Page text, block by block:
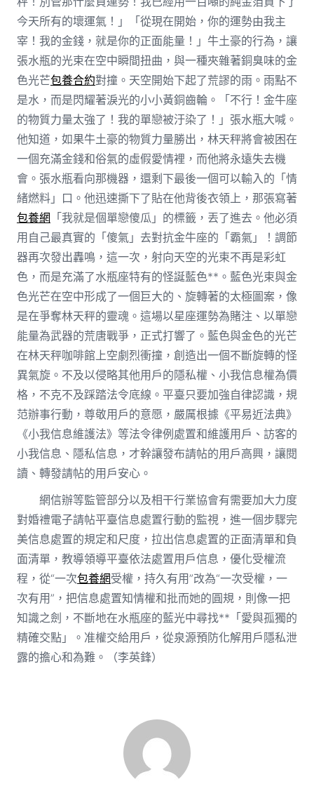
今天所有的壞運氣！」「從現在開始，你的運勢由我主
宰！我的金錢，就是你的正面能量！」牛土豪的行為，讓
張水瓶的光束在空中瞬間扭曲，與一種夾雜著銅臭味的金
色光芒包養合約對撞。天空開始下起了荒謬的雨。雨點不
是水，而是閃耀著淚光的小小黃銅齒輪。「不行！金牛座
的物質力量太強了！我的單戀被汙染了！」張水瓶大喊。
他知道，如果牛土豪的物質力量勝出，林天秤將會被困在
一個充滿金錢和俗氣的虛假愛情裡，而他將永遠失去機
會。張水瓶看向那機器，還剩下最後一個可以輸入的「情
緒燃料」口。他迅速撕下了貼在他背後衣領上，那張寫著
包養網 「我就是個單戀傻瓜」的標籤，丟了進去。他必須
用自己最真實的「傻氣」去對抗金牛座的「霸氣」！調節
器再次發出轟鳴，這一次，射向天空的光束不再是彩虹
色，而是充滿了水瓶座特有的怪誕藍色**。藍色光束與金
色光芒在空中形成了一個巨大的、旋轉著的太極圖案，像
是在爭奪林天秤的靈魂。這場以星座運勢為賭注、以單戀
能量為武器的荒唐戰爭，正式打響了。藍色與金色的光芒
在林天秤咖啡館上空劇烈衝撞，創造出一個不斷旋轉的怪
異氣旋。不及以侵略其他用戶的隱私權、小我信息權為價
格，不克不及踩踏法令底線。平臺只要加強自律認識，規
范辦事行動，尊敬用戶的意愿，嚴厲根據《平易近法典》
《小我信息維護法》等法令律例處置和維護用戶、訪客的
小我信息、隱私信息，才幹讓發布請帖的用戶高興，讓閱
讀、轉發請帖的用戶安心。
網信辦等監管部分以及相干行業協會有需要加大力度
對婚禮電子請帖平臺信息處置行動的監視，進一個步驟完
美信息處置的規定和尺度，拉出信息處置的正面清單和負
面清單，教導領導平臺依法處置用戶信息，優化受權流
程，從“一次包養網受權，持久有用”改為“一次受權，一
次有用”，把信息處置知情權和批而她的圓規，則像一把
知識之劍，不斷地在水瓶座的藍光中尋找**「愛與孤獨的
精確交點」。准權交給用戶，從泉源預防化解用戶隱私泄
露的擔心和為難。（李英鋒）